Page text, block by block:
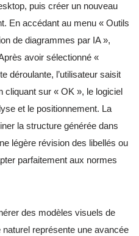
puis créer un nouveau
En accédant au menu « Outils
de diagrammes par IA »,
avoir sélectionné «
déroulante, l’utilisateur saisit
cliquant sur « OK », le logiciel
et le positionnement. La
la structure générée dans
légère révision des libellés ou
parfaitement aux normes
des modèles visuels de
représente une avancée